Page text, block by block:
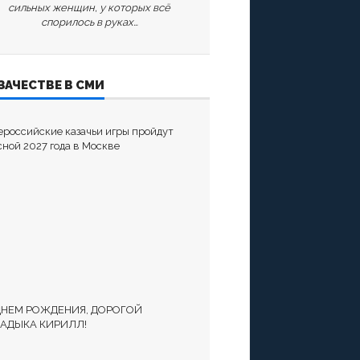
сильных женщин, у которых всё
спорилось в руках…
В СМИ
казачьи игры пройдут
2027 года в Москве
РОЖДЕНИЯ, ДОРОГОЙ
КИРИЛЛ!